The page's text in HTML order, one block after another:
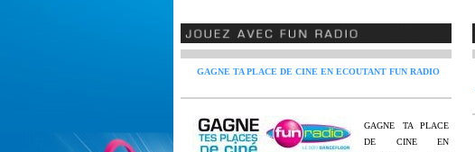
GAGNE TA PLACE DE CINE EN ECOUTANT FUN RADIO
GAGNE TA PLACE
DE CINE EN